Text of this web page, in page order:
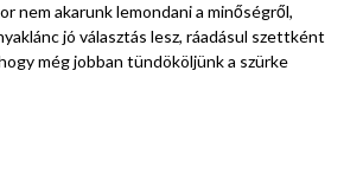
nem akarunk lemondani a minőségről,
jó választás lesz, ráadásul szettként
még jobban tündököljünk a szürke